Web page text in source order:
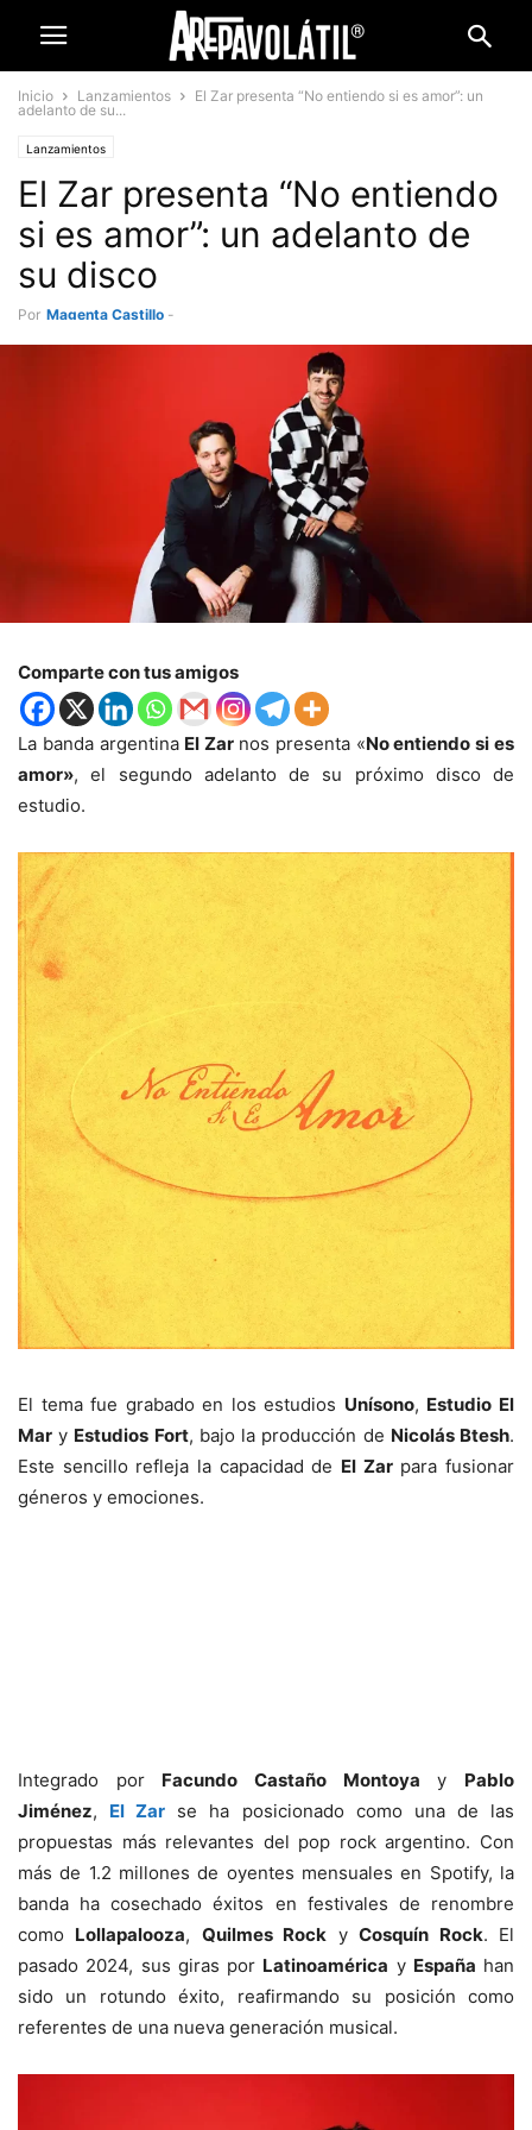
Inicio Lanzamientos
El Zar presenta “No entiendo si es amor”: un
adelanto de su...
Lanzamientos
El Zar presenta “No entiendo
si es amor”: un adelanto de
su disco
Por Magenta Castillo -
Comparte con tus amigos
La banda argentina El Zar nos presenta «No entiendo si es
amor», el segundo adelanto de su próximo disco de
estudio.
El tema fue grabado en los estudios Unísono, Estudio El
Mar y Estudios Fort, bajo la producción de Nicolás Btesh.
Este sencillo refleja la capacidad de El Zarpara fusionar
géneros y emociones.
Integrado por Facundo Castaño Montoya y Pablo
Jiménez, El Zar se ha posicionado como una de las
propuestas más relevantes del pop rock argentino. Con
más de 1.2 millones de oyentes mensuales en Spotify, la
banda ha cosechado éxitos en festivales de renombre
como Lollapalooza, Quilmes Rock yCosquín Rock. El
pasado 2024, sus giras por Latinoamérica y España han
sido un rotundo éxito, reafirmando su posición como
referentes de una nueva generación musical.